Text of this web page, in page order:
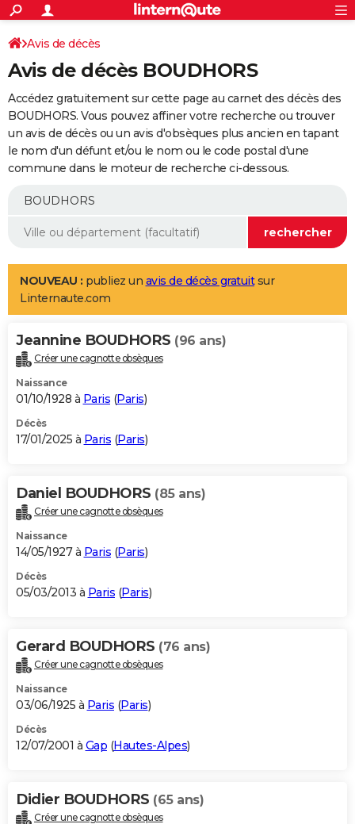
ACTUALITÉS
Politique
Société
Faits Divers
Education
Monde
Villes
+
SPORT
Coupe du monde 2026
Football
Tennis
Cyclisme
Rugby
Forum
Programme TV
TNT
Streaming
Cinéma
Sorties cinéma
Musique
+
FINANCE
Impôts
Immobilier
Risques naturels par ville
Banque
Assurance
Crédit
AUTO
Essais
Réserver un essai
Citadines
Berlines
SUV
Forum auto
+
Mobiles
Meilleur smartphone
Internet
Ordinateurs
Jeux vidéo
Guide high-tech
Aménagement intérieur
LIFESTYLE
Art de vivre
Bien-être
Loisirs
Mode
Modes de vie
Alimentation
Guide de la santé
Maladies
Médicaments
Sommeil
VOYAGE
Destinations
City break
Voyage nature
Voyage de noces
Forum
Climat
+PHOTO
GUIDES D'ACHAT
BONS PLANS
Carte de Noël
Carte Bonne année
Carte Saint-Valentin
Carte Pâques
Carte d'anniversaire
DICTIONNAIRE
Dictionnaire
Biographies
Citations
Expressions
Proverbes
PROGRAMME TV
S'inscrire
Se connecter
Lycées
Collèges
Primaires
Universités
Entreprises
Service militaire
Avis de recherche
AVIS DE DÉCÈS
Bricolage
Lifestyle
Culture
Sport
Auto
Television
Voyage
Cinema
Avis de décès
Avis de décès BOUDHORS
Accédez gratuitement sur cette page au carnet des décès des
BOUDHORS. Vous pouvez affiner votre recherche ou trouver
un avis de décès ou un avis d'obsèques plus ancien en tapant
le nom d'un défunt et/ou le nom ou le code postal d'une
commune dans le moteur de recherche ci-dessous.
NOUVEAU : publiez un avis de décès gratuitsur
Linternaute.com
Jeannine BOUDHORS (96 ans)
Créer une cagnotte obsèques
Naissance
01/10/1928 à Paris (Paris)
Décès
17/01/2025 à Paris (Paris)
Daniel BOUDHORS (85 ans)
Créer une cagnotte obsèques
Naissance
14/05/1927 à Paris (Paris)
Décès
05/03/2013 à Paris (Paris)
Gerard BOUDHORS (76 ans)
Créer une cagnotte obsèques
Naissance
03/06/1925 à Paris (Paris)
Décès
12/07/2001 à Gap (Hautes-Alpes)
Didier BOUDHORS (65 ans)
Créer une cagnotte obsèques